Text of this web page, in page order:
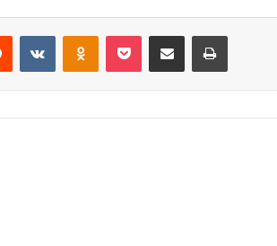
Reddit VKontakteOdnoklassniki
Pocket Share via Email Print